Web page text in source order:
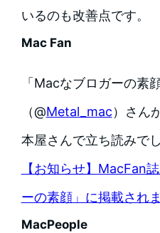
いるのも改善点です。
Mac Fan
「Macなブロガーの素
（@Metal_mac）さん
本屋さんで立ち読みでし
【お知らせ】MacFan
ーの素顔」に掲載され
MacPeople